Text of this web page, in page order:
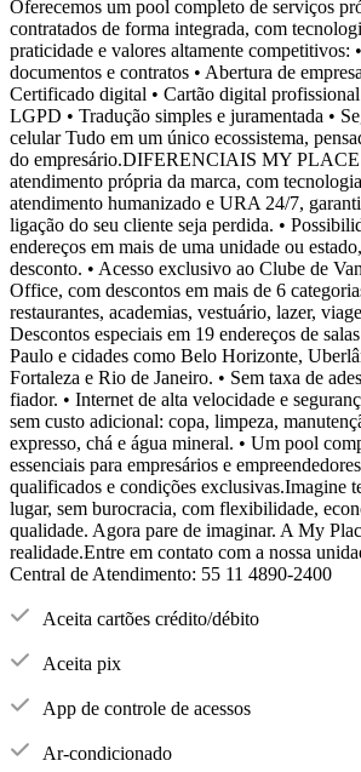
Oferecemos um pool completo de serviços
contratados de forma integrada, com
praticidade e valores altamente competitivos:
documentos e contratos • Abertura de
Certificado digital • Cartão digital profissional
LGPD • Tradução simples e juramentada •
celular Tudo em um único ecossistema,
do empresário.DIFERENCIAIS MY PLACE
atendimento própria da marca, com
atendimento humanizado e URA 24/7,
ligação do seu cliente seja perdida. •
endereços em mais de uma unidade ou
desconto. • Acesso exclusivo ao Clube de
Office, com descontos em mais de 6
restaurantes, academias, vestuário, lazer,
Descontos especiais em 19 endereços de
Paulo e cidades como Belo Horizonte,
Fortaleza e Rio de Janeiro. • Sem taxa de
fiador. • Internet de alta velocidade e
sem custo adicional: copa, limpeza,
expresso, chá e água mineral. • Um pool
essenciais para empresários e
qualificados e condições exclusivas.Imagine
lugar, sem burocracia, com flexibilidade,
qualidade. Agora pare de imaginar. A My
realidade.Entre em contato com a nossa
Central de Atendimento: 55 11 4890-2400
Aceita cartões crédito/débito
Aceita pix
App de controle de acessos
Ar-condicionado